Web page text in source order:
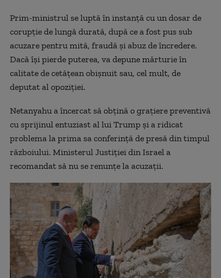
Prim-ministrul se luptă în instanță cu un dosar de
corupție de lungă durată, după ce a fost pus sub
acuzare pentru mită, fraudă și abuz de încredere.
Dacă își pierde puterea, va depune mărturie în
calitate de cetățean obișnuit sau, cel mult, de
deputat al opoziției.
Netanyahu a încercat să obțină o grațiere preventivă
cu sprijinul entuziast al lui Trump și a ridicat
problema la prima sa conferință de presă din timpul
războiului. Ministerul Justiției din Israel a
recomandat să nu se renunțe la acuzații.